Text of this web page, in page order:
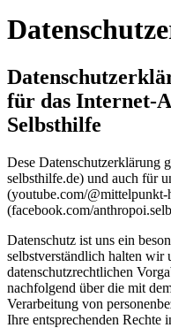
für das Internet-
Selbsthilfe
Dese Datenschutzerklärung
selbsthilfe.de) und auch für
(youtube.com/
(facebook.com/
Datenschutz ist uns ein
selbstverständlich halten wir
datenschutzrechtlichen
nachfolgend über die mit
Verarbeitung von
Ihre entsprechenden Rechte